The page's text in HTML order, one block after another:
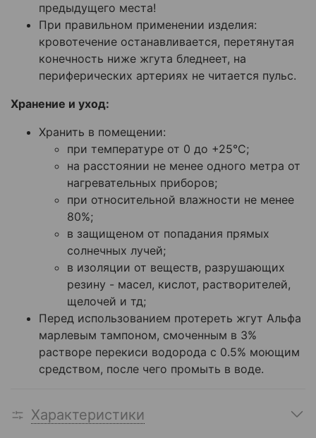
предыдущего места!
При правильном применении изделия:
кровотечение останавливается, перетянутая
конечность ниже жгута бледнеет, на
периферических артериях не читается пульс.
Хранение и уход:
Хранить в помещении:
при температуре от 0 до +25°С;
на расстоянии не менее одного метра от
нагревательных приборов;
при относительной влажности не менее
80%;
в защищеном от попадания прямых
солнечных лучей;
в изоляции от веществ, разрушающих
резину - масел, кислот, растворителей,
щелочей и тд;
Перед использованием протереть жгут Альфа
марлевым тампоном, смоченным в 3%
растворе перекиси водорода с 0.5% моющим
средством, после чего промыть в воде.
Характеристики